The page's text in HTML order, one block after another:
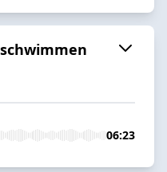
06:23